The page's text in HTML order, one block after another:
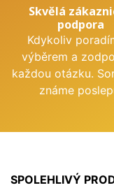
Skvělá
podpora
Kdykoliv
výběrem a
každou otázku.
známe
SPOLEHLIVÝ